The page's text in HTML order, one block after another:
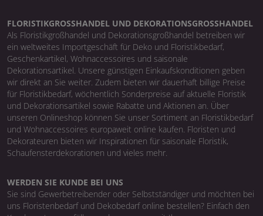
FLORISTIKGROSSHANDEL UND DEKORATIONSGROSSHANDEL
Als Floristikgroßhandel und Dekorationsgroßhandel betreiben wir
ein weltweites Importgeschäft für Deko und Floristikbedarf,
Geschenkartikel, Wohnaccessoires und saisonale
Dekorationsartikel. Unsere günstigen Einkaufskonditionen geben
wir direkt an Sie weiter. Zudem bieten wir dauerhaft billige Preise
für Floristikbedarf, wöchentlich Sonderpreise auf aktuelle Floristik
und Dekorationsartikel sowie Rabatte und Aktionen an. Über
unseren Onlineshop können Sie unser Sortiment an Floristikbedarf
und Wohnaccessoires europaweit online kaufen. Floristen und
Dekorateuren bieten wir Inspirationen für saisonale Floristik,
Schaufensterdekorationen und vieles mehr.
WERDEN SIE KUNDE BEI UNS
Sie sind Gewerbetreibender oder Selbstständiger und möchten bei
uns Floristenbedarf und Dekobedarf online bestellen? Einfach den